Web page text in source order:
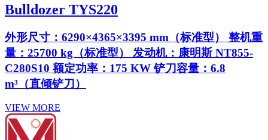
Bulldozer TYS220
外形尺寸：6290×4365×3395 mm（标准型） 整机重
量：25700 kg（标准型） 发动机：康明斯 NT855-
C280S10 额定功率：175 KW 铲刀容量：6.8
m³（直倾铲刀）
VIEW MORE